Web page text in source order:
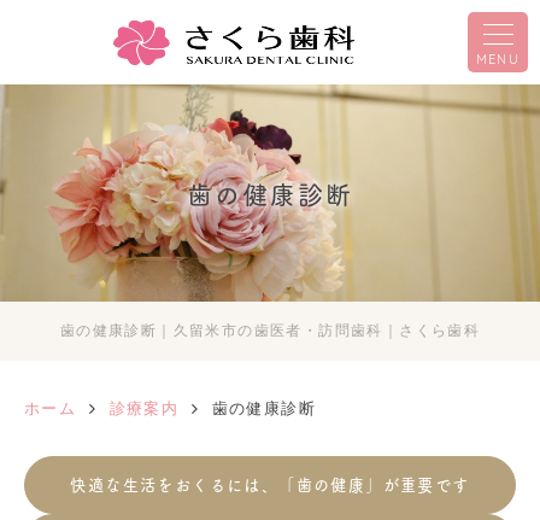
MENU
歯の健康診断
歯の健康診断｜久留米市の歯医者・訪問歯科｜さくら歯科
ホーム 診療案内 歯の健康診断
快適な生活をおくるには、「歯の健康」が重要です